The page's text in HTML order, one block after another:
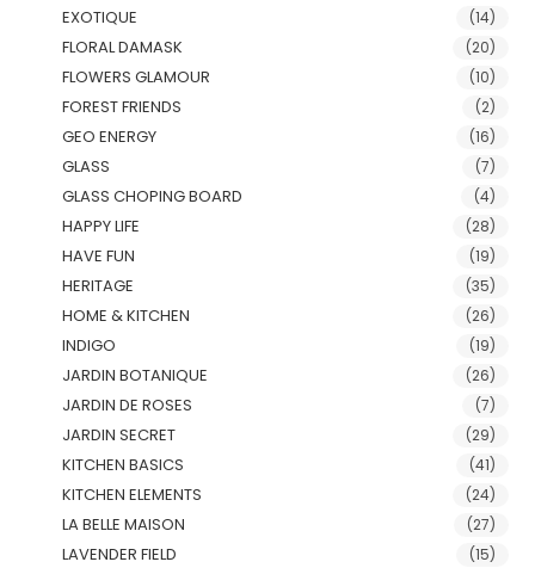
EXOTIQUE (14)
FLORAL DAMASK (20)
FLOWERS GLAMOUR (10)
FOREST FRIENDS (2)
GEO ENERGY (16)
GLASS (7)
GLASS CHOPING BOARD (4)
HAPPY LIFE (28)
HAVE FUN (19)
HERITAGE (35)
HOME & KITCHEN (26)
INDIGO (19)
JARDIN BOTANIQUE (26)
JARDIN DE ROSES (7)
JARDIN SECRET (29)
KITCHEN BASICS (41)
KITCHEN ELEMENTS (24)
LA BELLE MAISON (27)
LAVENDER FIELD (15)